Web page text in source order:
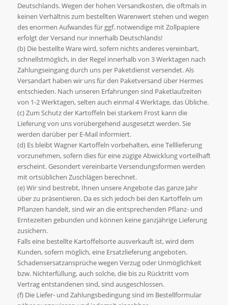
Deutschlands. Wegen der hohen Versandkosten, die oftmals in
keinen Verhältnis zum bestellten Warenwert stehen und wegen
des enormen Aufwandes für ggf. notwendige mit Zollpapiere
erfolgt der Versand nur innerhalb Deutschlands!
(b) Die bestellte Ware wird, sofern nichts anderes vereinbart,
schnellstmöglich, in der Regel innerhalb von 3 Werktagen nach
Zahlungseingang durch uns per Paketdienst versendet. Als
Versandart haben wir uns für den Paketversand über Hermes
entschieden. Nach unseren Erfahrungen sind Paketlaufzeiten
von 1-2 Werktagen, selten auch einmal 4 Werktage, das Übliche.
(c) Zum Schutz der Kartoffeln bei starkem Frost kann die
Lieferung von uns vorübergehend ausgesetzt werden. Sie
werden darüber per E-Mail informiert.
(d) Es bleibt Wagner Kartoffeln vorbehalten, eine Telllieferung
vorzunehmen, sofern dies für eine zügige Abwicklung vorteilhaft
erscheint. Gesondert vereinbarte Versendungsformen werden
mit ortsüblichen Zuschlägen berechnet.
(e) Wir sind bestrebt, Ihnen unsere Angebote das ganze Jahr
über zu präsentieren. Da es sich jedoch bei den Kartoffeln um
Pflanzen handelt, sind wir an die entsprechenden Pflanz- und
Erntezeiten gebunden und können keine ganzjährige Lieferung
zusichern.
Falls eine bestellte Kartoffelsorte ausverkauft ist, wird dem
Kunden, sofern möglich, eine Ersatzlieferung angeboten.
Schadensersatzansprüche wegen Verzug oder Unmöglichkeit
bzw. Nichterfüllung, auch solche, die bis zu Rücktritt vom
Vertrag entstandenen sind, sind ausgeschlossen.
(f) Die Liefer- und Zahlungsbedingung sind im Bestellformular